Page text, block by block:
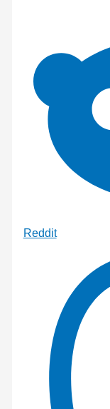
Reddit